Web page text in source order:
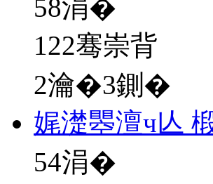
58涓�
122骞崇背
2瀹�3鍘�
娓濋瞾澶ч亾
54涓�